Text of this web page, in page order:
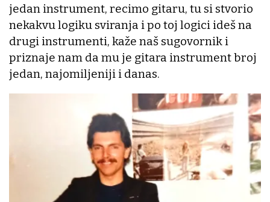
jedan instrument, recimo gitaru, tu si stvorio
nekakvu logiku sviranja i po toj logici ideš na
drugi instrumenti, kaže naš sugovornik i
priznaje nam da mu je gitara instrument broj
jedan, najomiljeniji i danas.